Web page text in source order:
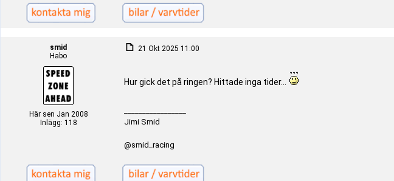
smid
Habo
Här sen Jan 2008
Inlägg: 118
21 Okt 2025 11:00
Hur gick det på ringen? Hittade inga tider...
Jimi Smid
@smid_racing